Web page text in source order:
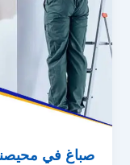
صباغ في